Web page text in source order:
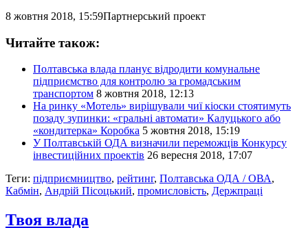
8 жовтня 2018, 15:59Партнерський проект
Читайте також:
Полтавська влада планує відродити комунальне
підприємство для контролю за громадським
транспортом 8 жовтня 2018, 12:13
На ринку «Мотель» вирішували чиї кіоски стоятимуть
позаду зупинки: «гральні автомати» Калуцького або
«кондитерка» Коробка 5 жовтня 2018, 15:19
У Полтавській ОДА визначили переможців Конкурсу
інвестиційних проектів 26 вересня 2018, 17:07
Теги: підприємництво, рейтинг, Полтавська ОДА / ОВА,
Кабмін, Андрій Пісоцький, промисловість, Держпраці
Твоя влада